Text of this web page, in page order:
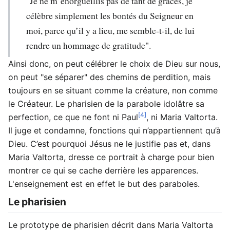
célèbre simplement les bontés du Seigneur en
moi, parce qu’il y a lieu, me semble-t-il, de lui
rendre un hommage de gratitude".
Ainsi donc, on peut célébrer le choix de Dieu sur nous,
on peut "se séparer" des chemins de perdition, mais
toujours en se situant comme la créature, non comme
le Créateur. Le pharisien de la parabole idolâtre sa
perfection, ce que ne font ni Paul[4], ni Maria Valtorta.
Il juge et condamne, fonctions qui n’appartiennent qu’à
Dieu. C’est pourquoi Jésus ne le justifie pas et, dans
Maria Valtorta, dresse ce portrait à charge pour bien
montrer ce qui se cache derrière les apparences.
L'enseignement est en effet le but des paraboles.
Le pharisien
Le prototype de pharisien décrit dans Maria Valtorta